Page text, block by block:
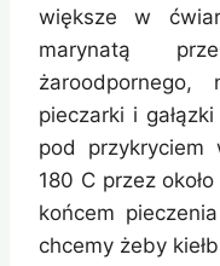
większe w
marynatą
pieczarki i
pod przykryciem
180 C przez
końcem
chcemy żeby